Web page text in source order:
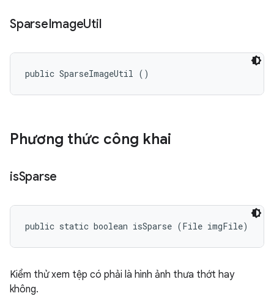
SparseImageUtil
public SparseImageUtil ()
Phương thức công khai
isSparse
public static boolean isSparse (File imgFile)
Kiểm thử xem tệp có phải là hình ảnh thưa thớt hay
không.